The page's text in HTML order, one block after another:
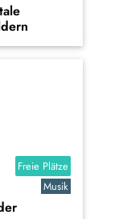
Freie Plätze
Musik